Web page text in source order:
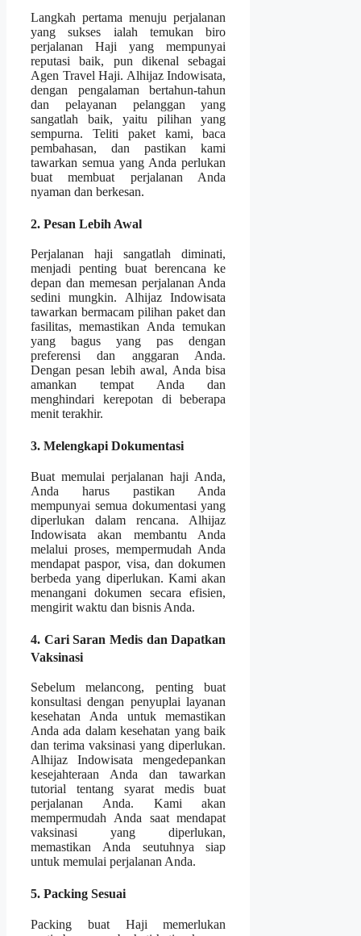
Langkah pertama menuju perjalanan
yang sukses ialah temukan biro
perjalanan Haji yang mempunyai
reputasi baik, pun dikenal sebagai
Agen Travel Haji. Alhijaz Indowisata,
dengan pengalaman bertahun-tahun
dan pelayanan pelanggan yang
sangatlah baik, yaitu pilihan yang
sempurna. Teliti paket kami, baca
pembahasan, dan pastikan kami
tawarkan semua yang Anda perlukan
buat membuat perjalanan Anda
nyaman dan berkesan.
2. Pesan Lebih Awal
Perjalanan haji sangatlah diminati,
menjadi penting buat berencana ke
depan dan memesan perjalanan Anda
sedini mungkin. Alhijaz Indowisata
tawarkan bermacam pilihan paket dan
fasilitas, memastikan Anda temukan
yang bagus yang pas dengan
preferensi dan anggaran Anda.
Dengan pesan lebih awal, Anda bisa
amankan tempat Anda dan
menghindari kerepotan di beberapa
menit terakhir.
3. Melengkapi Dokumentasi
Buat memulai perjalanan haji Anda,
Anda harus pastikan Anda
mempunyai semua dokumentasi yang
diperlukan dalam rencana. Alhijaz
Indowisata akan membantu Anda
melalui proses, mempermudah Anda
mendapat paspor, visa, dan dokumen
berbeda yang diperlukan. Kami akan
menangani dokumen secara efisien,
mengirit waktu dan bisnis Anda.
4. Cari Saran Medis dan Dapatkan
Vaksinasi
Sebelum melancong, penting buat
konsultasi dengan penyuplai layanan
kesehatan Anda untuk memastikan
Anda ada dalam kesehatan yang baik
dan terima vaksinasi yang diperlukan.
Alhijaz Indowisata mengedepankan
kesejahteraan Anda dan tawarkan
tutorial tentang syarat medis buat
perjalanan Anda. Kami akan
mempermudah Anda saat mendapat
vaksinasi yang diperlukan,
memastikan Anda seutuhnya siap
untuk memulai perjalanan Anda.
5. Packing Sesuai
Packing buat Haji memerlukan